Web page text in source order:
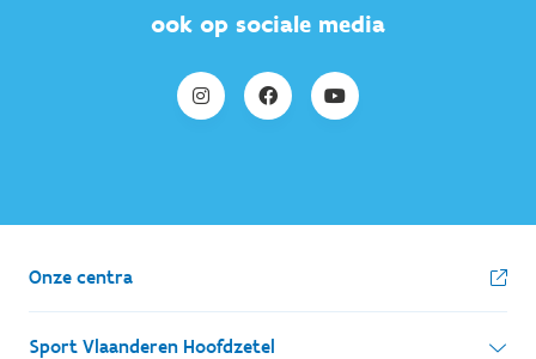
ook op sociale media
Onze centra
Sport Vlaanderen Hoofdzetel